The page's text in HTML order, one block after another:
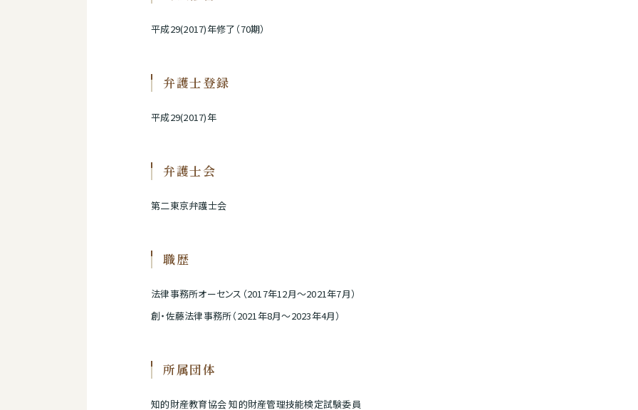
平成29(2017)年修了（70期）
弁護士登録
平成29(2017)年
弁護士会
第二東京弁護士会
職歴
法律事務所オーセンス（2017年12月～2021年7月）
創・佐藤法律事務所（2021年8月～2023年4月）
所属団体
知的財産教育協会 知的財産管理技能検定試験委員